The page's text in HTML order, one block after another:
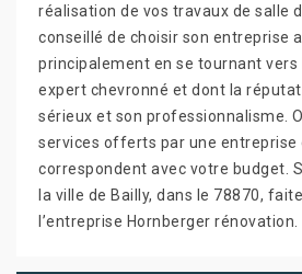
réalisation de vos travaux de salle
conseillé de choisir son entreprise
principalement en se tournant vers
expert chevronné et dont la
sérieux et son professionnalisme.
services offerts par une entreprise
correspondent avec votre budget.
la ville de Bailly, dans le 78870,
l’entreprise Hornberger rénovation.